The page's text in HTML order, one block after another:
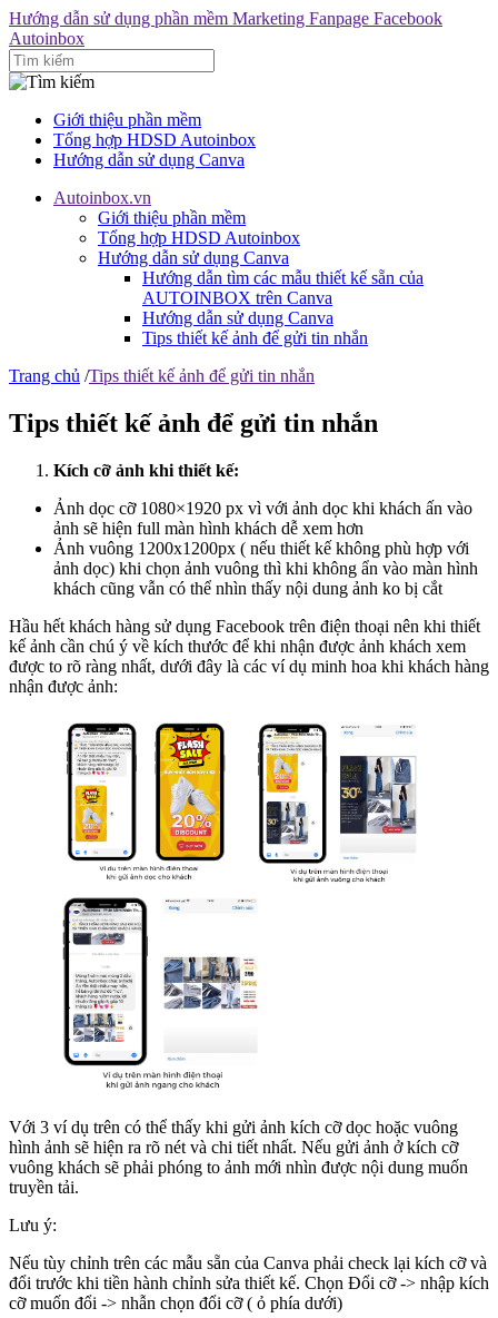
Hướng dẫn sử dụng phần mềm Marketing Fanpage Facebook
Autoinbox
Giới thiệu phần mềm
Tổng hợp HDSD Autoinbox
Hướng dẫn sử dụng Canva
Autoinbox.vn
Giới thiệu phần mềm
Tổng hợp HDSD Autoinbox
Hướng dẫn sử dụng Canva
Hướng dẫn tìm các mẫu thiết kế sẵn của
AUTOINBOX trên Canva
Hướng dẫn sử dụng Canva
Tips thiết kế ảnh để gửi tin nhắn
Trang chủ /Tips thiết kế ảnh để gửi tin nhắn
Tips thiết kế ảnh để gửi tin nhắn
Kích cỡ ảnh khi thiết kế:
Ảnh dọc cỡ 1080×1920 px vì với ảnh dọc khi khách ấn vào
ảnh sẽ hiện full màn hình khách dễ xem hơn
Ảnh vuông 1200x1200px ( nếu thiết kế không phù hợp với
ảnh dọc) khi chọn ảnh vuông thì khi không ẩn vào màn hình
khách cũng vẫn có thể nhìn thấy nội dung ảnh ko bị cắt
Hầu hết khách hàng sử dụng Facebook trên điện thoại nên khi thiết
kế ảnh cần chú ý về kích thước để khi nhận được ảnh khách xem
được to rõ ràng nhất, dưới đây là các ví dụ minh hoa khi khách hàng
nhận được ảnh:
Với 3 ví dụ trên có thể thấy khi gửi ảnh kích cỡ dọc hoặc vuông
hình ảnh sẽ hiện ra rõ nét và chi tiết nhất. Nếu gửi ảnh ở kích cỡ
vuông khách sẽ phải phóng to ảnh mới nhìn được nội dung muốn
truyền tải.
Lưu ý:
Nếu tùy chỉnh trên các mẫu sẵn của Canva phải check lại kích cỡ và
đổi trước khi tiền hành chỉnh sửa thiết kế. Chọn Đổi cỡ -> nhập kích
cỡ muốn đổi -> nhẫn chọn đổi cỡ ( ỏ phía dưới)